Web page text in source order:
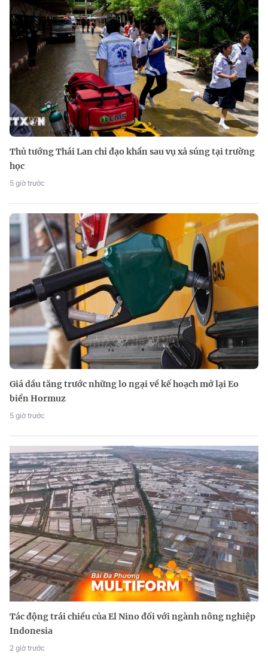
Thủ tướng Thái Lan chỉ đạo khẩn sau vụ xả súng tại trường
học
5 giờ trước
Giá dầu tăng trước những lo ngại về kế hoạch mở lại Eo
biển Hormuz
5 giờ trước
Tác động trái chiều của El Nino đối với ngành nông nghiệp
Indonesia
2 giờ trước